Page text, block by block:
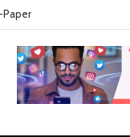
Paper